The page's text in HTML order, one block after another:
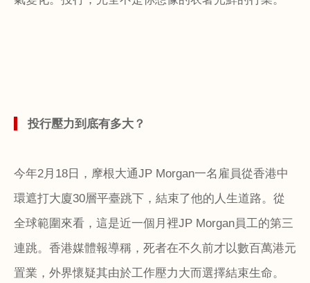
投行壓力到底有多大？
今年2月 18 日，摩根大通JP Morgan一名雇員從香港中
環遮打大廈30層平臺跳下，結束了他的人生道路。從
全球範圍來看，這是近一個月裡JP Morgan員工的第三
連跳。香港媒體報導稱，死者在不久前才以數百萬港元
置業，外界懷疑其由於工作壓力大而選擇結束生命。